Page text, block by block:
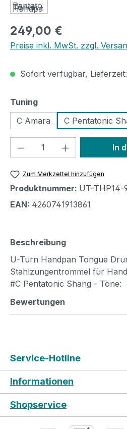
Regulärer Preis:
249,00 €
Preise inkl. MwSt. zzgl.
Sofort verfügbar,
Tuningauswählen
C Amara
C Pentatonic
Produkt Anzahl: In
Zum Merkzettel hinzufügen
Produktnummer: UT-THP14-
EAN: 4260741913861
Beschreibung
U-Turn Handpan Tongue
Stahlzungentrommel für
#C Pentatonic Shang -
Bewertungen
Service-Hotline
Informationen
Shopservice